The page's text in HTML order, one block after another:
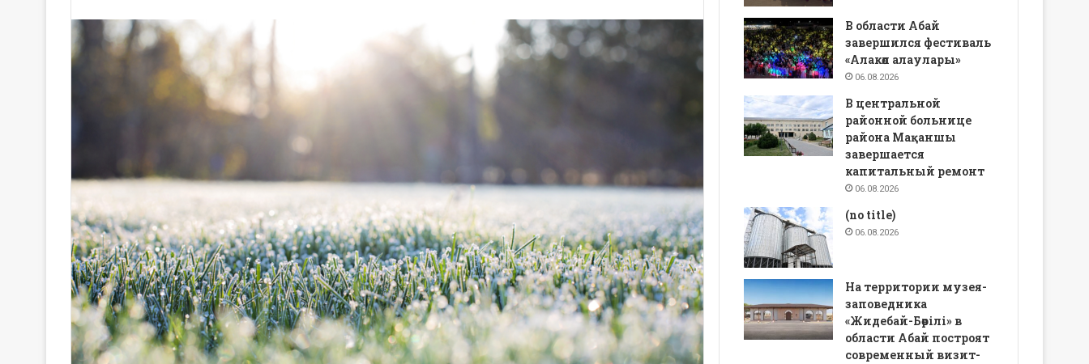
В области Абай
завершился фестиваль
«Алакөл алаулары»
06.08.2026
В центральной
районной больнице
района Мақаншы
завершается
капитальный ремонт
06.08.2026
(no title)
06.08.2026
На территории музея-
заповедника
«Жидебай-Бөрілі» в
области Абай построят
современный визит-